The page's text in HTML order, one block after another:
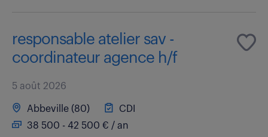
responsable atelier sav -
coordinateur agence h/f
5 août 2026
Abbeville (80)
CDI
38 500 - 42 500 € / an